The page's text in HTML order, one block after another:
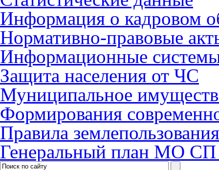
Информация о кадровом
Нормативно-правовые
Информационные
Защита населения от ЧС
Муниципальное
Формирования
Правила
Генеральный план МО